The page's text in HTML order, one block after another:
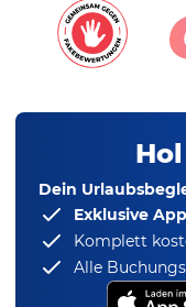
Dein
Exklusive
Komplett
Alle